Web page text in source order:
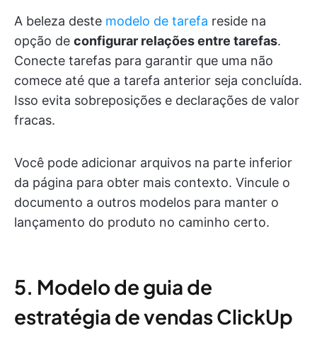
A beleza deste modelo de tarefa reside na
opção de configurar relações entre tarefas.
Conecte tarefas para garantir que uma não
comece até que a tarefa anterior seja concluída.
Isso evita sobreposições e declarações de valor
fracas.
Você pode adicionar arquivos na parte inferior
da página para obter mais contexto. Vincule o
documento a outros modelos para manter o
lançamento do produto no caminho certo.
5. Modelo de guia de
estratégia de vendas ClickUp